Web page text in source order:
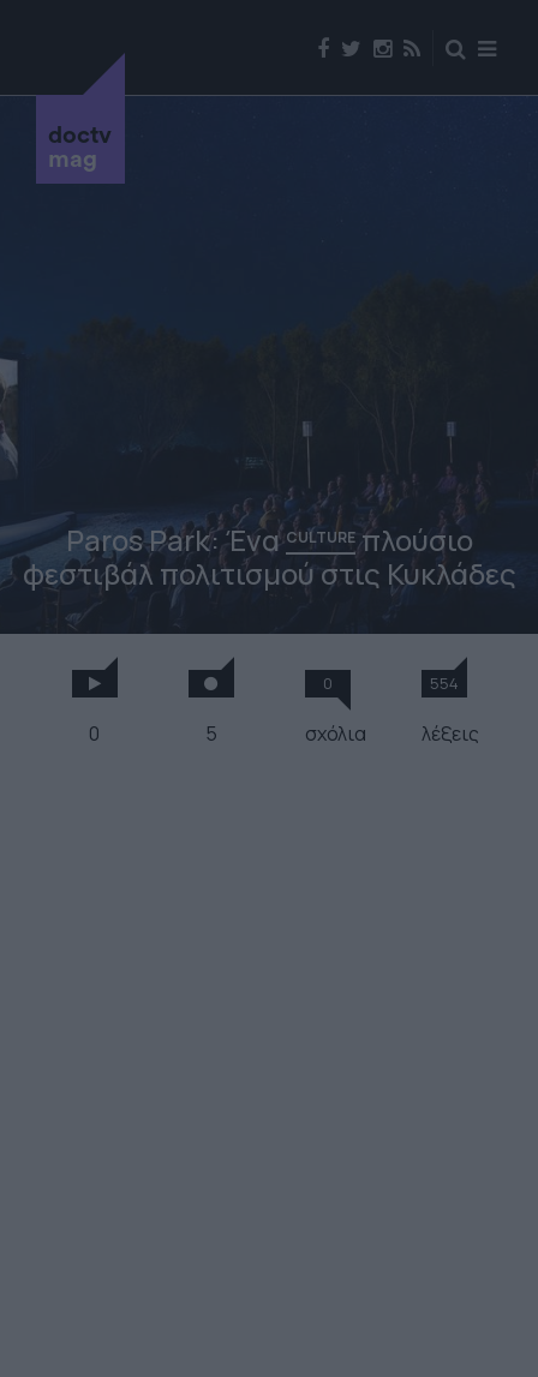
doctv
mag
Paros Park: ΈναCULTUREπλούσιο
φεστιβάλ πολιτισμού στις Κυκλάδες
0 5
0
σχόλια
554
λέξεις